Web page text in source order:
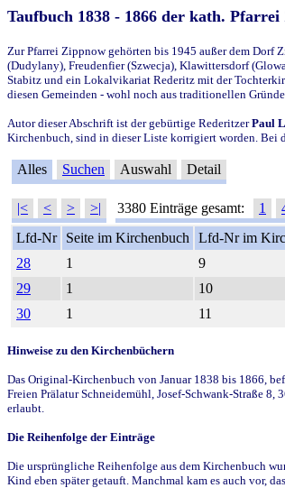
Taufbuch 1838 - 1866 der kath.
Zur Pfarrei Zippnow gehörten bis 1945 außer dem Dorf
(Dudylany), Freudenfier (Szwecja), Klawittersdorf
Stabitz und ein Lokalvikariat Rederitz mit der
diesen Gemeinden - wohl noch aus traditionellen
Autor dieser Abschrift ist der gebürtige RederitzerPaul
Kirchenbuch, sind in dieser Liste korrigiert worden. Bei
Alles Suchen Auswahl Detail
|< < > >| 3380 Einträge gesamt: 1
Lfd-Nr
Seite im Kirchenbuch Lfd-Nr im
28
1 9
29
1 10
30
1 11
Hinweise zu den Kirchenbüchern
Das Original-Kirchenbuch von Januar 1838 bis 1866,
Freien Prälatur Schneidemühl, Josef-Schwank-Straße
erlaubt.
Die Reihenfolge der Einträge
Die ursprüngliche Reihenfolge aus dem Kirchenbuch
Kind eben später getauft. Manchmal kam es auch vor,